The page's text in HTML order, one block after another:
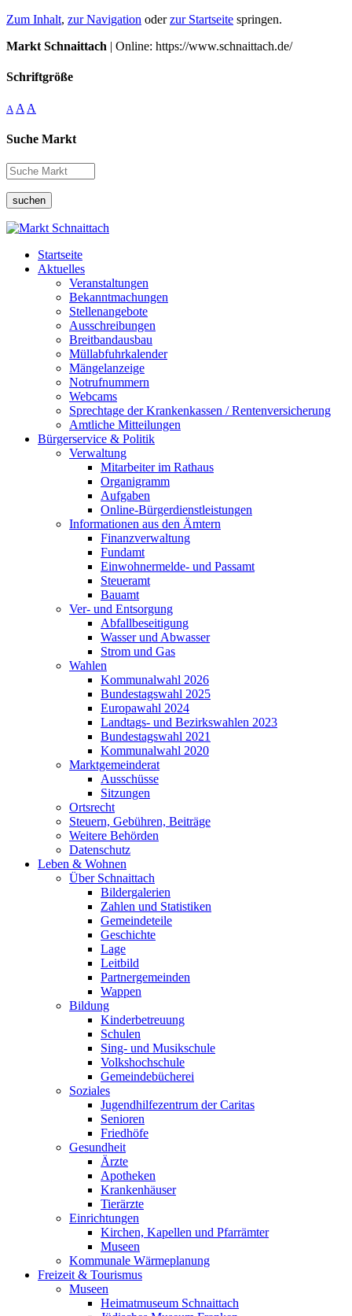
Zum Inhalt, zur Navigation oderzur Startseite springen.
Markt Schnaittach | Online: https://www.schnaittach.de/
Schriftgröße
A A A
Suche Markt
suchen
Startseite
Aktuelles
Veranstaltungen
Bekanntmachungen
Stellenangebote
Ausschreibungen
Breitbandausbau
Müllabfuhrkalender
Mängelanzeige
Notrufnummern
Webcams
Sprechtage der Krankenkassen / Rentenversicherung
Amtliche Mitteilungen
Bürgerservice & Politik
Verwaltung
Mitarbeiter im Rathaus
Organigramm
Aufgaben
Online-Bürgerdienstleistungen
Informationen aus den Ämtern
Finanzverwaltung
Fundamt
Einwohnermelde- und Passamt
Steueramt
Bauamt
Ver- und Entsorgung
Abfallbeseitigung
Wasser und Abwasser
Strom und Gas
Wahlen
Kommunalwahl 2026
Bundestagswahl 2025
Europawahl 2024
Landtags- und Bezirkswahlen 2023
Bundestagswahl 2021
Kommunalwahl 2020
Marktgemeinderat
Ausschüsse
Sitzungen
Ortsrecht
Steuern, Gebühren, Beiträge
Weitere Behörden
Datenschutz
Leben & Wohnen
Über Schnaittach
Bildergalerien
Zahlen und Statistiken
Gemeindeteile
Geschichte
Lage
Leitbild
Partnergemeinden
Wappen
Bildung
Kinderbetreuung
Schulen
Sing- und Musikschule
Volkshochschule
Gemeindebücherei
Soziales
Jugendhilfezentrum der Caritas
Senioren
Friedhöfe
Gesundheit
Ärzte
Apotheken
Krankenhäuser
Tierärzte
Einrichtungen
Kirchen, Kapellen und Pfarrämter
Museen
Kommunale Wärmeplanung
Freizeit & Tourismus
Museen
Heimatmuseum Schnaittach